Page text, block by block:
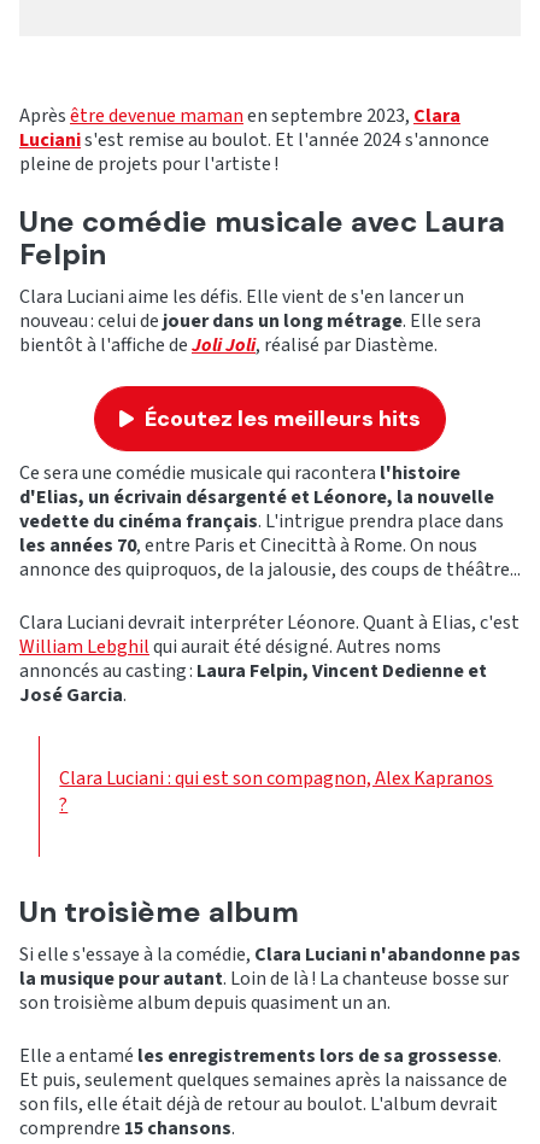
Aprèsêtre devenue mamanen septembre 2023, Clara
Lucianis'est remise au boulot. Et l'année 2024 s'annonce
pleine de projets pour l'artiste !
Une comédie musicale avec Laura
Felpin
Clara Luciani aime les défis. Elle vient de s'en lancer un
nouveau : celui de jouer dans un long métrage. Elle sera
bientôt à l'affiche deJoli Joli, réalisé par Diastème.
Écoutez les meilleurs hits
Ce sera une comédie musicale qui racontera l'histoire
d'Elias, un écrivain désargenté et Léonore, la nouvelle
vedette du cinéma français. L'intrigue prendra place dans
les années 70, entre Paris et Cinecittà à Rome. On nous
annonce des quiproquos, de la jalousie, des coups de théâtre...
Clara Luciani devrait interpréter Léonore. Quant à Elias, c'est
William Lebghilqui aurait été désigné. Autres noms
annoncés au casting : Laura Felpin, Vincent Dedienne et
José Garcia.
Clara Luciani : qui est son compagnon, Alex Kapranos
?
Un troisième album
Si elle s'essaye à la comédie, Clara Luciani n'abandonne pas
la musique pour autant. Loin de là ! La chanteuse bosse sur
son troisième album depuis quasiment un an.
Elle a entamé les enregistrements lors de sa grossesse.
Et puis, seulement quelques semaines après la naissance de
son fils, elle était déjà de retour au boulot. L'album devrait
comprendre 15 chansons.